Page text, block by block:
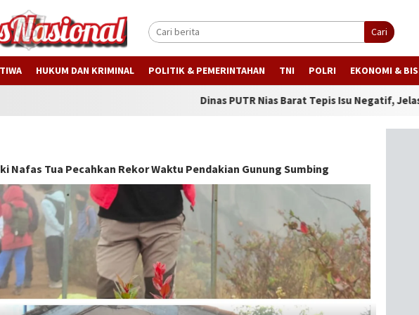
Cari
HUKUM DAN KRIMINAL POLITIK & PEMERINTAHAN TNI POLRI EKONOMI &
Dinas PUTR Nias Barat Tepis Isu Negatif, Jelaskan Progres
Nafas Tua Pecahkan Rekor Waktu Pendakian Gunung Sumbing